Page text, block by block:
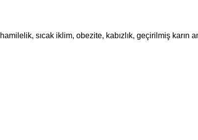
sıcak iklim, obezite, kabızlık, geçirilmiş karın